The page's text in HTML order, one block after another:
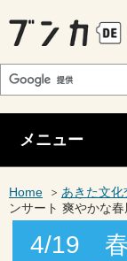
メニュー
Home あきた文化
ンサート 爽やかな春
4/19 春